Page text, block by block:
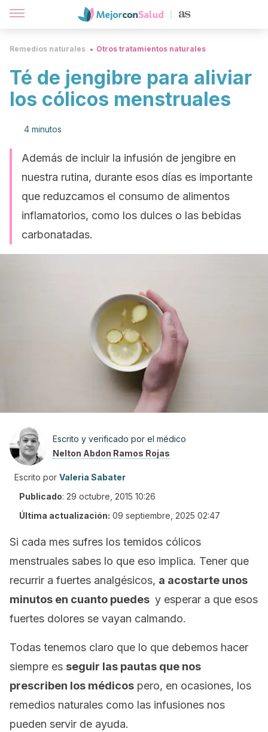
Remedios naturales Otros tratamientos naturales
Té de jengibre para aliviar
los cólicos menstruales
4 minutos
Además de incluir la infusión de jengibre en
nuestra rutina, durante esos días es importante
que reduzcamos el consumo de alimentos
inflamatorios, como los dulces o las bebidas
carbonatadas.
Escrito y verificado por el médico
Nelton Abdon Ramos Rojas
Escrito por Valeria Sabater
Publicado: 29 octubre, 2015 10:26
Última actualización: 09 septiembre, 2025 02:47
Si cada mes sufres los temidos cólicos
menstruales sabes lo que eso implica. Tener que
recurrir a fuertes analgésicos, a acostarte unos
minutos en cuanto puedes y esperar a que esos
fuertes dolores se vayan calmando.
Todas tenemos claro que lo que debemos hacer
siempre es seguir las pautas que nos
prescriben los médicos pero, en ocasiones, los
remedios naturales como las infusiones nos
pueden servir de ayuda.